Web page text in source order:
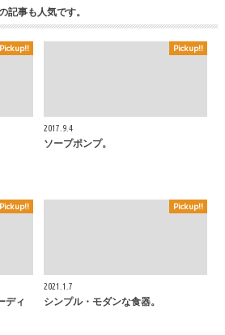
記事も人気です。
Pickup!! Pickup!!
2017.9.4
ソープポンプ。
Pickup!!
ディ
Pickup!!
2021.1.7
シンプル・モダンな食器。